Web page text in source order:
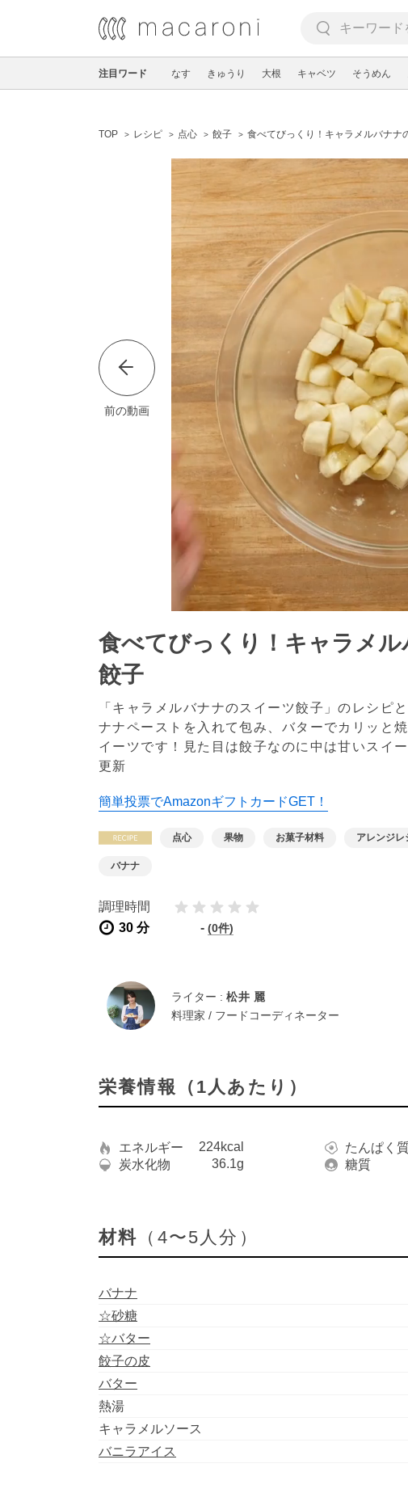
注目ワード なす きゅうり 大根 キャベツ そうめん
TOP レシピ 点心 餃子 食べてびっくり！キャラメルバナナ
前の動画
食べてびっくり！キャラメ
餃子
「キャラメルバナナのスイーツ餃子」のレシピ
ナナペーストを入れて包み、バターでカリッと
イーツです！見た目は餃子なのに中は甘いスイ
更新
簡単投票でAmazonギフトカードGET！
点心 果物 お菓子材料 アレンジレ
バナナ
調理時間
30 分
- (0件)
ライター : 松井 麗
料理家 / フードコーディネーター
栄養情報（1人あたり）
エネルギー 224kcal たんぱく
炭水化物
36.1g 糖質
材料 （4〜5人分）
バナナ
☆砂糖
☆バター
餃子の皮
バター
熱湯
キャラメルソース
バニラアイス